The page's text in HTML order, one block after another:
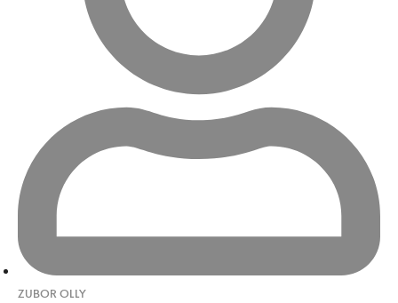
ZUBOR OLLY